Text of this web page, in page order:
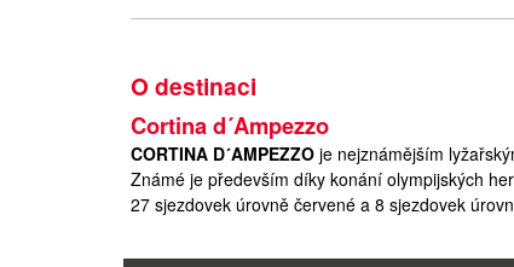
O destinaci
Cortina d´Ampezzo
CORTINA D´AMPEZZO je nejznámějším
Známé je především díky konání olympijských
27 sjezdovek úrovně červené a 8 sjezdovek
slunci. Oblast Cortina je obklopena nádhernými